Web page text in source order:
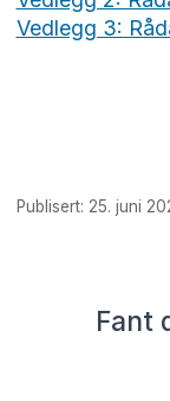
Vedlegg 3:
Publisert: 25. juni
Fant